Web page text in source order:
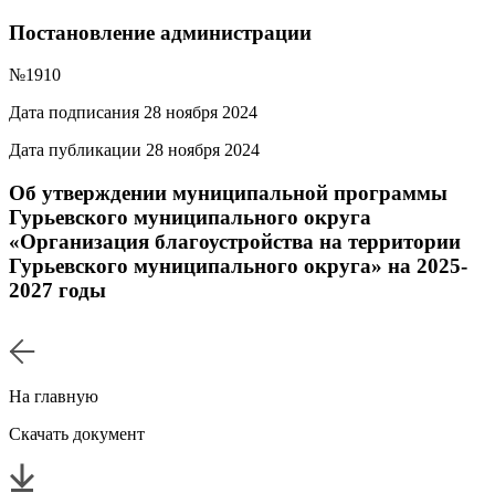
Постановление администрации
№1910
Дата подписания 28 ноября 2024
Дата публикации 28 ноября 2024
Об утверждении муниципальной программы
Гурьевского муниципального округа
«Организация благоустройства на территории
Гурьевского муниципального округа» на 2025-
2027 годы
На главную
Скачать документ